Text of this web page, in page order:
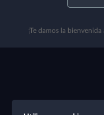
¡Te damos la